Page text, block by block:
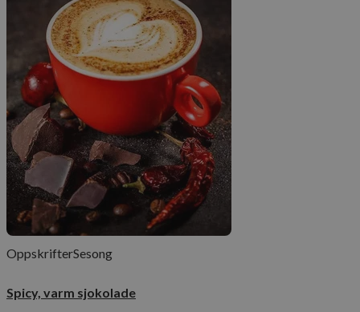
OppskrifterSesong
Spicy, varm sjokolade